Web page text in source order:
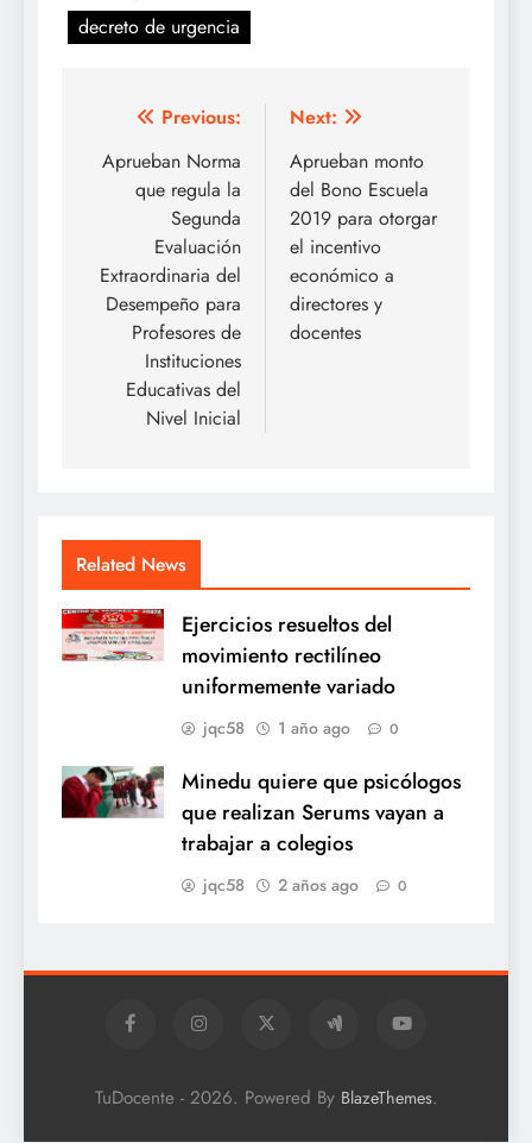
decreto de urgencia
Navegación
de
entradas
Previous:
Aprueban Norma
que regula la
Segunda
Evaluación
Extraordinaria del
Desempeño para
Profesores de
Instituciones
Educativas del
Nivel Inicial
Next:
Aprueban monto
del Bono Escuela
2019 para otorgar
el incentivo
económico a
directores y
docentes
Related News
Ejercicios resueltos del
movimiento rectilíneo
uniformemente variado
jqc58 1 año ago 0
Minedu quiere que psicólogos
que realizan Serums vayan a
trabajar a colegios
jqc58 2 años ago 0
TuDocente - 2026. Powered By BlazeThemes.